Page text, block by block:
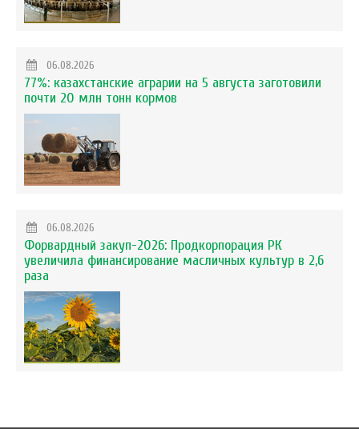
06.08.2026
77%: казахстанские аграрии на 5 августа заготовили
почти 20 млн тонн кормов
06.08.2026
Форвардный закуп-2026: Продкорпорация РК
увеличила финансирование масличных культур в 2,6
раза